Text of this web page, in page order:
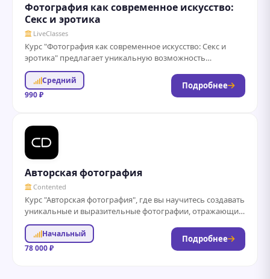
Фотография как современное искусство:
Секс и эротика
LiveClasses
Курс "Фотография как современное искусство: Секс и
эротика" предлагает уникальную возможность
погрузиться в мир художественной фотографии,
исследуя темы сексуальности и...
Средний
990 ₽
Подробнее
Авторская фотография
Contented
Курс "Авторская фотография", где вы научитесь создавать
уникальные и выразительные фотографии, отражающие
вашу индивидуальность и стиль. В рамках курса вы...
Начальный
78 000 ₽
Подробнее